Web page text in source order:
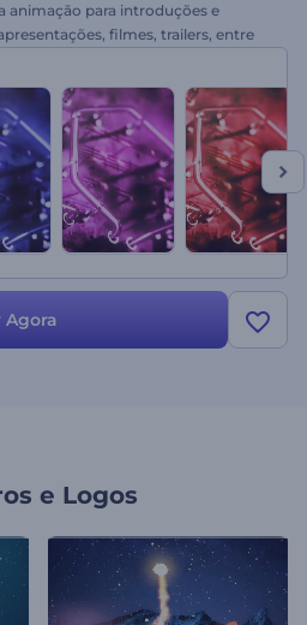
animação para introduções e
filmes, trailers, entre
Agora
e Logos